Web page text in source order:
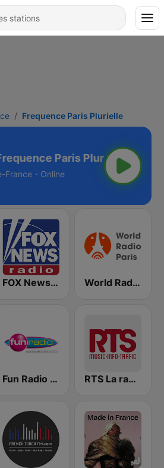
Frequence Paris Plurielle
France - Online
FOX News Radio World Radio Paris
Fun Radio BELGIQUE RTS La radio du sud